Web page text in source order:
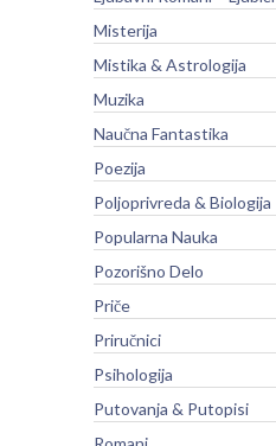
Misterija
Mistika & Astrologija
Muzika
Naučna Fantastika
Poezija
Poljoprivreda & Biologija
Popularna Nauka
Pozorišno Delo
Priče
Priručnici
Psihologija
Putovanja & Putopisi